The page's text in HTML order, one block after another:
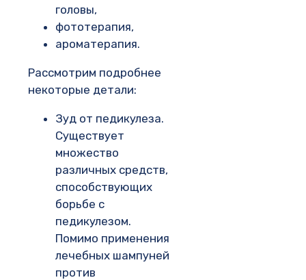
головы,
фототерапия,
ароматерапия.
Рассмотрим подробнее
некоторые детали:
Зуд от педикулеза.
Существует
множество
различных средств,
способствующих
борьбе с
педикулезом.
Помимо применения
лечебных шампуней
против